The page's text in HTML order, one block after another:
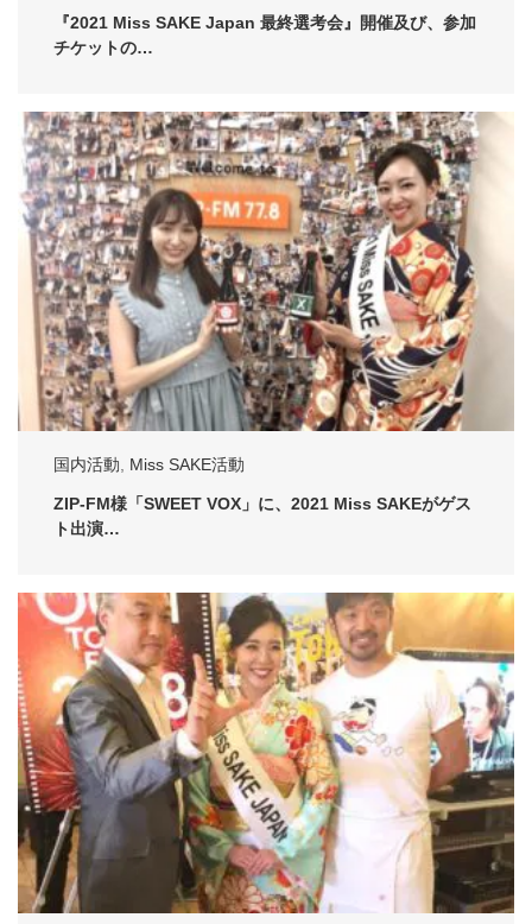
『2021 Miss SAKE Japan 最終選考会』開催及び、参加
チケットの…
国内活動, Miss SAKE活動
ZIP-FM様「SWEET VOX」に、2021 Miss SAKEがゲス
ト出演…